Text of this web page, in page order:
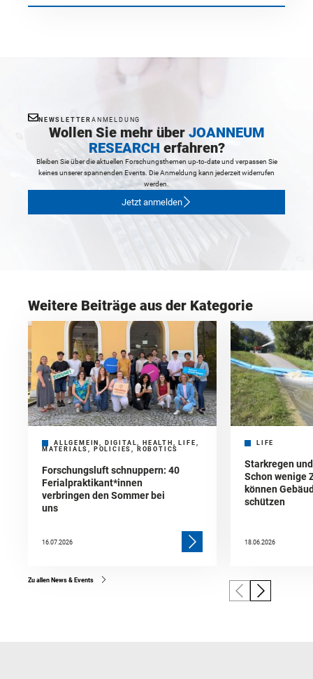
NEWSLETTER ANMELDUNG
Wollen Sie mehr über JOANNEUM
RESEARCH erfahren?
Bleiben Sie über die aktuellen Forschungsthemen up-to-date und verpassen Sie
keines unserer spannenden Events. Die Anmeldung kann jederzeit widerrufen
werden.
Jetzt anmelden
Weitere Beiträge aus der Kategorie
ALLGEMEIN, DIGITAL, HEALTH, LIFE,
MATERIALS, POLICIES, ROBOTICS
Forschungsluft schnuppern: 40
Ferialpraktikant*innen
verbringen den Sommer bei
uns
16.07.2026
LIFE
Starkregen
Schon wenige
können
schützen
18.06.2026
Zu allen News & Events